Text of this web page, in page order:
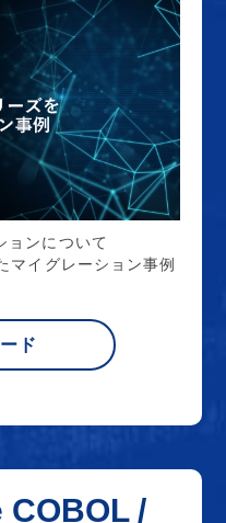
ョンについて
マイグレーション事例
ド
/